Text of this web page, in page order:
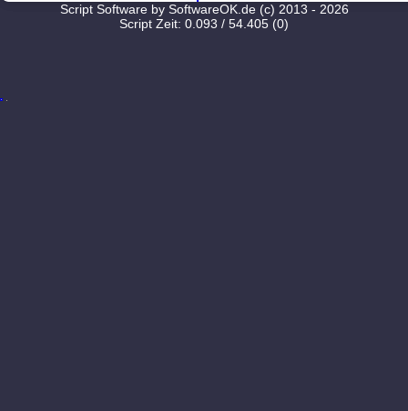
Script Software by SoftwareOK.de (c) 2013 - 2026
Script Zeit: 0.093 / 54.405 (0)